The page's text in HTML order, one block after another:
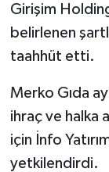
Girişim
belirlenen
taahhüt etti.
Merko Gıda
ihraç ve halka
için İnfo
yetkilendirdi.